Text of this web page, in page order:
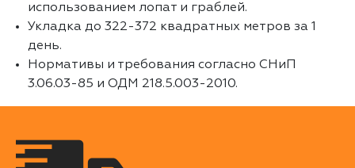
использованием лопат и граблей.
Укладка до 322-372 квадратных метров за 1
день.
Нормативы и требования согласно СНиП
3.06.03-85 и ОДМ 218.5.003-2010.